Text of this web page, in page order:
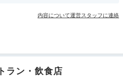
ャンプー リンス ボディソープ
バスタオル ドライヤー
内容について運営スタッフに連絡
ラン・飲食店